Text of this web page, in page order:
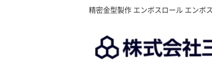
精密金型製作 エンボスロール エンボ